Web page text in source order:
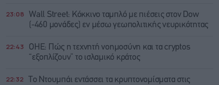
23:08
Wall Street: Κόκκινο ταμπλό με πιέσεις στον Dow
(-460 μονάδες) εν μέσω γεωπολιτικής νευρικότητας
22:43
ΟΗΕ: Πώς η τεχνητή νοημοσύνη και τα cryptos
“εξοπλίζουν” το ισλαμικό κράτος
22:32
Το Ντουμπάι εντάσσει τα κρυπτονομίσματα στις